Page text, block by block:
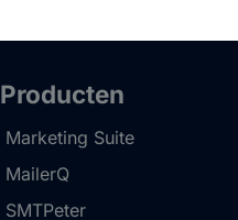
Producten
Marketing Suite
MailerQ
SMTPeter